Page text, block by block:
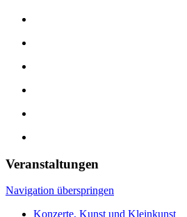
Veranstaltungen
Navigation überspringen
Konzerte, Kunst und Kleinkunst